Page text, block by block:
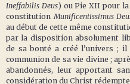
Ineffabilis Deus) ou Pie XII pour
constitution Munificentissimus
au début de cette même
par la disposition absolument
de sa bonté a créé l’univers ; il
communion de sa vie divine ;
abandonnés, leur apportant
considération du Christ